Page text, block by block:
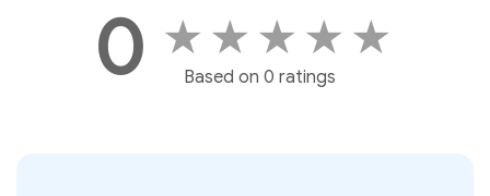
0 ★ ★ ★ ★ ★
Based on 0 ratings